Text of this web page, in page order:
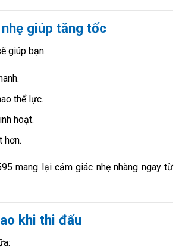
giúp tăng tốc
giúp bạn:
thể lực.
hoạt.
hơn.
mang lại cảm giác nhẹ nhàng ngay từ
khi thi đấu